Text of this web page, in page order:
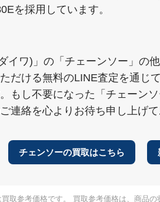
を採用しています。
イワ)」の「チェーンソー」の
だける無料のLINE査定を通じ
もし不要になった「チェーン
連絡を心よりお待ち申し上げて
チェンソーの買取はこちら
取参考価格です。 買取参考価格は、商品